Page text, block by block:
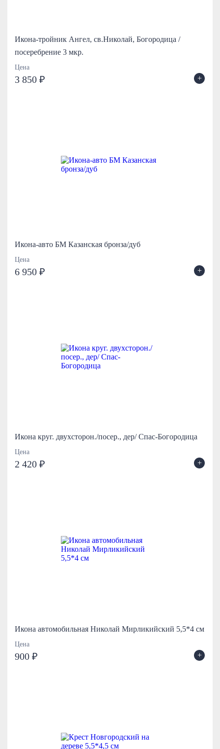
Икона-тройник Ангел, св.Николай, Богородица /
посеребрение 3 мкр.
Цена
3 850 ₽ +
Икона-авто БМ Казанская бронза/дуб
Цена
6 950 ₽ +
Икона круг. двухсторон./посер., дер/ Спас-Богородица
Цена
2 420 ₽ +
Икона автомобильная Николай Мирликийский 5,5*4 см
Цена
900 ₽ +